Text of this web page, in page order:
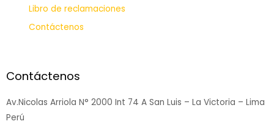
Libro de reclamaciones
Contáctenos
Contáctenos
Av.Nicolas Arriola N° 2000 Int 74 A San Luis – La Victoria – Lima
Perú